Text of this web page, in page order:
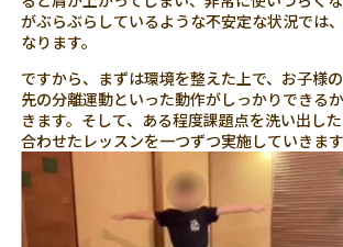
がぶらぶらしているような不安定な状況では
なります。
ですから、まずは環境を整えた上で、お子様
先の分離運動といった動作がしっかりできる
きます。そして、ある程度課題点を洗い出し
合わせたレッスンを一つずつ実施していきます